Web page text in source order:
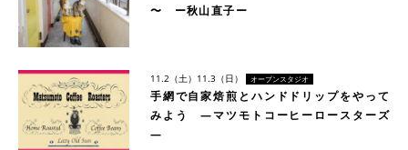
〜 ー秋山直子ー
11.2（土） 11.3（日） オープンスタジオ
手網で自家焙煎とハンドドリップをやって
みよう ―マツモトコーヒーロースターズ
―